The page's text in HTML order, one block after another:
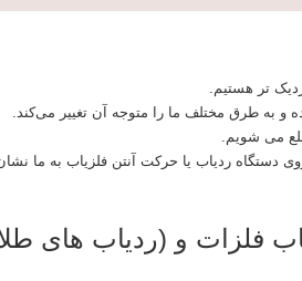
تر هستیم.
و به طرق مختلف ما را متوجه آن تغییر می‌کند.
می شویم.
دستگاه ردیاب یا حرکت آنتن فلزیاب به ما
فلزات و (ردیاب های